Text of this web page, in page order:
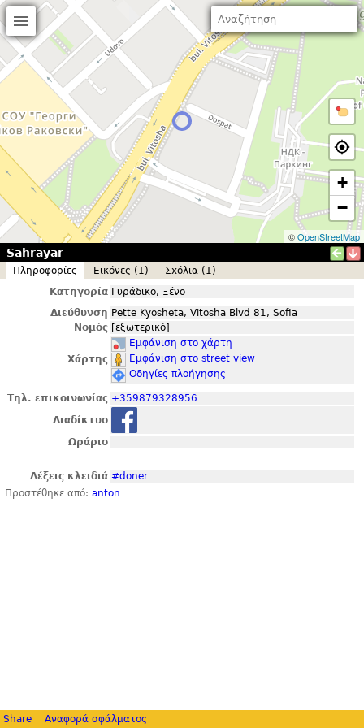
+
−
©OpenStreetMap
Sahrayar
Πληροφορίες Εικόνες (1)
Σxόλια (1)
Κατηγορία Γυράδικο, Ξένο
Διεύθυνση Pette Kyosheta, Vitosha Blvd 81, Sofia
Νομός [εξωτερικό]
Χάρτης
Εμφάνιση στο χάρτη
Εμφάνιση στο street view
Οδηγίες πλοήγησης
Τηλ. επικοινωνίας +359879328956
Διαδίκτυο
Ωράριο
Λέξεις κλειδιά #doner
Προστέθηκε από: anton
Share Αναφορά σφάλματος